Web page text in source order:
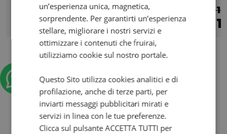
5.690 €108/mese
€
un’esperienza unica, magnetica,
sorprendente. Per garantirti un’esperienza
stellare, migliorare i nostri servizi e
ottimizzare i contenuti che fruirai,
utilizziamo cookie sul nostro portale.
Questo Sito utilizza cookies analitici e di
profilazione, anche di terze parti, per
inviarti messaggi pubblicitari mirati e
servizi in linea con le tue preferenze.
Clicca sul pulsante ACCETTA TUTTI per